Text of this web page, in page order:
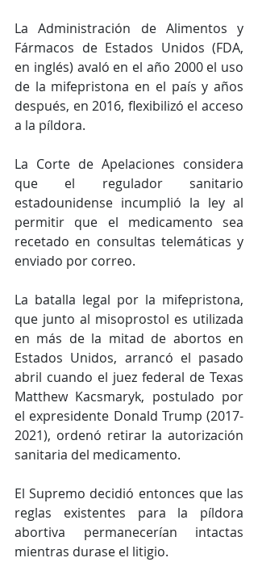
La Administración de Alimentos y
Fármacos de Estados Unidos (FDA,
en inglés) avaló en el año 2000 el uso
de la mifepristona en el país y años
después, en 2016, flexibilizó el acceso
a la píldora.
La Corte de Apelaciones considera
que el regulador sanitario
estadounidense incumplió la ley al
permitir que el medicamento sea
recetado en consultas telemáticas y
enviado por correo.
La batalla legal por la mifepristona,
que junto al misoprostol es utilizada
en más de la mitad de abortos en
Estados Unidos, arrancó el pasado
abril cuando el juez federal de Texas
Matthew Kacsmaryk, postulado por
el expresidente Donald Trump (2017-
2021), ordenó retirar la autorización
sanitaria del medicamento.
El Supremo decidió entonces que las
reglas existentes para la píldora
abortiva permanecerían intactas
mientras durase el litigio.